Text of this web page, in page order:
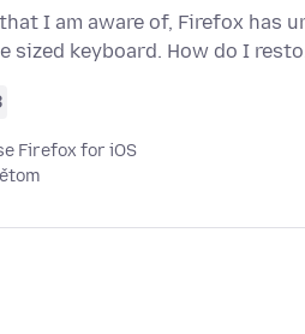
I am aware of, Firefox has
keyboard. How do I
Firefox for iOS